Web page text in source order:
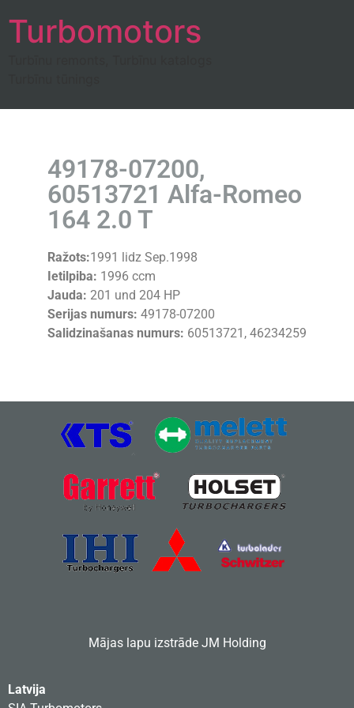
Turbomotors
49178-07200,
60513721 Alfa-Romeo
164 2.0 T
Ražots:1991 lidz Sep.1998
Ietilpiba: 1996 ccm
Jauda: 201 und 204 HP
Serijas numurs: 49178-07200
Salidzinašanas numurs: 60513721, 46234259
Mājas lapu izstrādeJM Holding
Latvija